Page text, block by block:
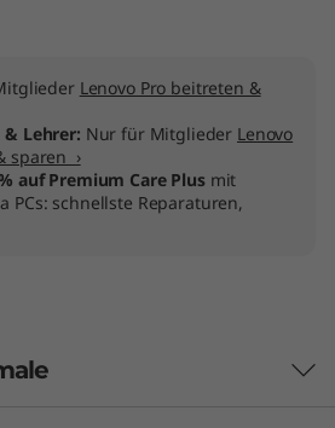
Lenovo Pro beitreten &
Lehrer: Nur für Mitglieder Lenovo
sparen ›
auf Premium Care Plusmit
PCs: schnellste Reparaturen,